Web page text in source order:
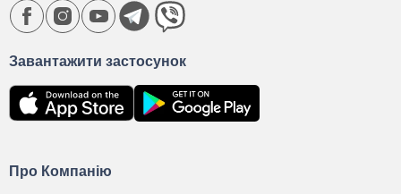
Про Компанію
Завантажити застосунок